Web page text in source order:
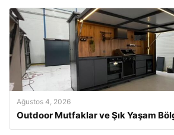
Ağustos 4, 2026
Outdoor Mutfaklar ve Şık Yaşam